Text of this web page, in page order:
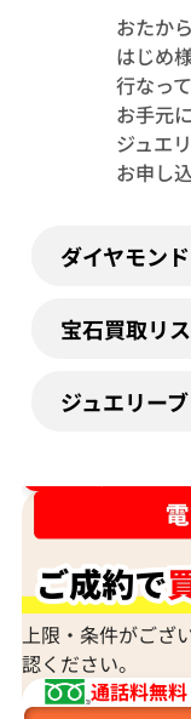
Pt･Pm900 トル
1.13・D0.08ct
参考買取価格
2026年7月11日時
おたか
はじめ
行なっ
お手元
ジュエ
お申し
ダイヤモン
宝石買取リ
ジュエリー
上限・条件がござ
認ください。
通話料無料